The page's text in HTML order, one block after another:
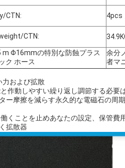
CTN: 4pcs
CTN:
m Φ16mmの特別な防蝕プラス
ク ホース
余分
者マ
力および拡散
作動しやすい繰り返し調節する必要
摩擦を減らす永久的な電磁石の周
くことを止めあなたの設定、保管費
拡散器